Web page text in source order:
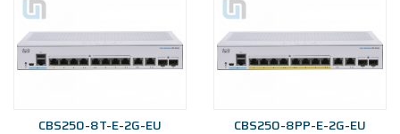
CBS250-8T-E-2G-EU CBS250-8PP-E-2G-EU